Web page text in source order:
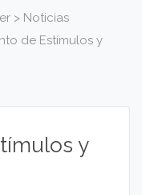
> Noticias
de Estímulos y
y